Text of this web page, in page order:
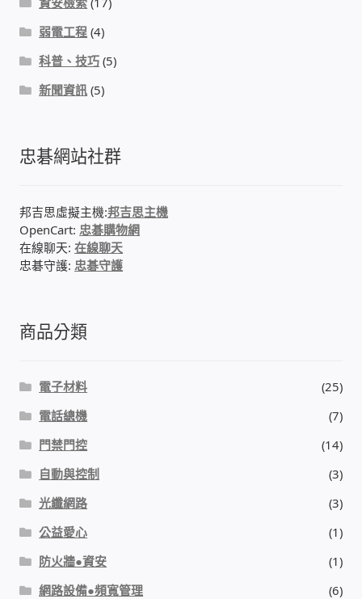
弱電工程 (4)
科普、技巧 (5)
新聞資訊 (5)
忠碁網站社群
邦吉思虛擬主機:邦吉思主機
OpenCart:忠碁購物網
在線聊天:在線聊天
忠碁守護:忠碁守護
商品分類
電子材料
(25)
電話總機
(7)
門禁門控
(14)
自動與控制
(3)
光纖網路
(3)
公益愛心
(1)
防火牆●資安
(1)
網路設備●頻寬管理
(6)